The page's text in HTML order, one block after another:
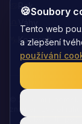
Rak
Kozoroh
znamení zvěrokruhu
🍪Soubory
Tento web
a zlepšení
používání